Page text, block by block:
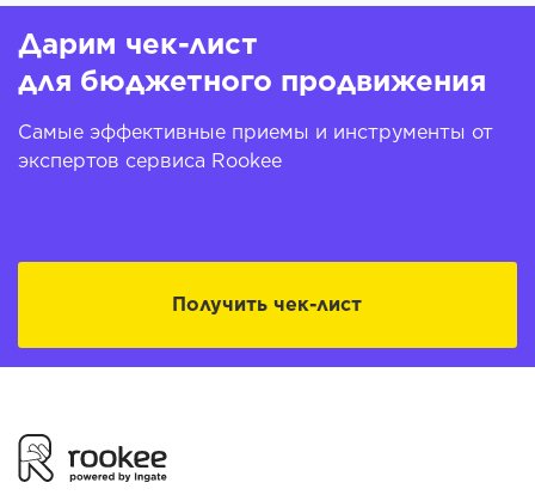
Дарим чек-лист
для бюджетного продвижения
Самые эффективные приемы и инструменты от
экспертов сервиса Rookee
Получить чек-лист